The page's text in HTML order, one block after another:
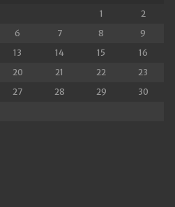
1
2
6 7 8
9
13 14 15
16
20 21 22
23
27 28 29
30